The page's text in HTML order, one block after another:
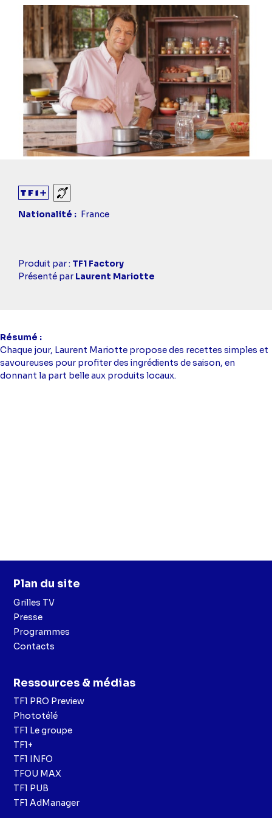
Sourds et malentendants
Nationalité
France
Casting
simba
Produit par : TF1 Factory
Présenté par Laurent Mariotte
Résumé
Chaque jour, Laurent Mariotte propose des recettes simples et
savoureuses pour profiter des ingrédients de saison, en
donnant la part belle aux produits locaux.
Plan du site
Grilles TV
Presse
Programmes
Contacts
Ressources & médias
TF1 PRO Preview
Phototélé
TF1 Le groupe
TF1+
TF1 INFO
TFOU MAX
TF1 PUB
TF1 AdManager